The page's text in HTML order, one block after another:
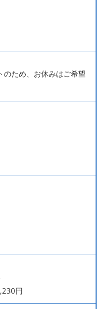
のため、お休みはご希望
円